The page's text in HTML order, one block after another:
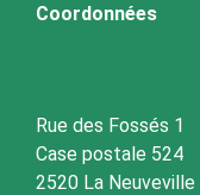
Coordonnées
Rue des Fossés 1
Case postale 524
2520 La Neuveville